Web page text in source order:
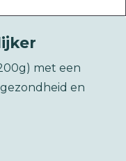
met een
en